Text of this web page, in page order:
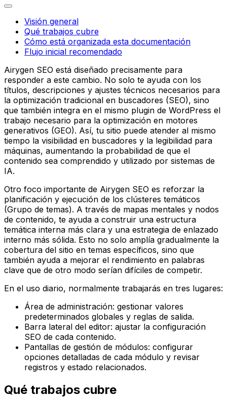
Visión general
Qué trabajos cubre
Cómo está organizada esta documentación
Flujo inicial recomendado
Airygen SEO está diseñado precisamente para
responder a este cambio. No solo te ayuda con los
títulos, descripciones y ajustes técnicos necesarios para
la optimización tradicional en buscadores (SEO), sino
que también integra en el mismo plugin de WordPress el
trabajo necesario para la optimización en motores
generativos (GEO). Así, tu sitio puede atender al mismo
tiempo la visibilidad en buscadores y la legibilidad para
máquinas, aumentando la probabilidad de que el
contenido sea comprendido y utilizado por sistemas de
IA.
Otro foco importante de Airygen SEO es reforzar la
planificación y ejecución de los clústeres temáticos
(Grupo de temas). A través de mapas mentales y nodos
de contenido, te ayuda a construir una estructura
temática interna más clara y una estrategia de enlazado
interno más sólida. Esto no solo amplía gradualmente la
cobertura del sitio en temas específicos, sino que
también ayuda a mejorar el rendimiento en palabras
clave que de otro modo serían difíciles de competir.
En el uso diario, normalmente trabajarás en tres lugares:
Área de administración: gestionar valores
predeterminados globales y reglas de salida.
Barra lateral del editor: ajustar la configuración
SEO de cada contenido.
Pantallas de gestión de módulos: configurar
opciones detalladas de cada módulo y revisar
registros y estado relacionados.
Qué trabajos cubre